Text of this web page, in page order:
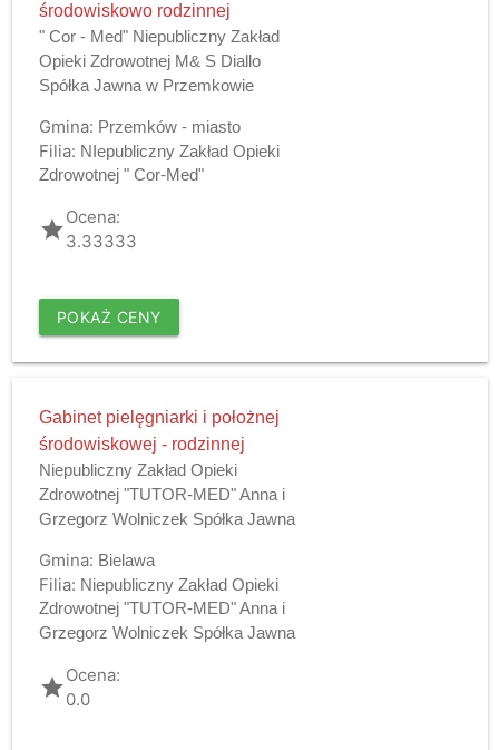
środowiskowo rodzinnej
" Cor - Med" Niepubliczny Zakład
Opieki Zdrowotnej M& S Diallo
Spółka Jawna w Przemkowie
Gmina: Przemków - miasto
Filia: NIepubliczny Zakład Opieki
Zdrowotnej " Cor-Med"
gradeOcena:
3.33333
POKAŻ CENY
Gabinet pielęgniarki i położnej
środowiskowej - rodzinnej
Niepubliczny Zakład Opieki
Zdrowotnej "TUTOR-MED" Anna i
Grzegorz Wolniczek Spółka Jawna
Gmina: Bielawa
Filia: Niepubliczny Zakład Opieki
Zdrowotnej "TUTOR-MED" Anna i
Grzegorz Wolniczek Spółka Jawna
gradeOcena:
0.0